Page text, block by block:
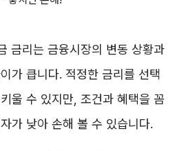
금리는 금융시장의 변동 상황과
가 큽니다. 적정한 금리를 선택
울 수 있지만, 조건과 혜택을 꼼
가 낮아 손해 볼 수 있습니다.